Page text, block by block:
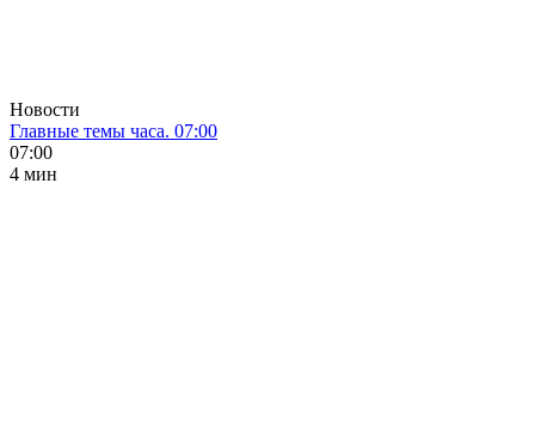
Новости
Главные темы часа. 07:00
07:00
4 мин